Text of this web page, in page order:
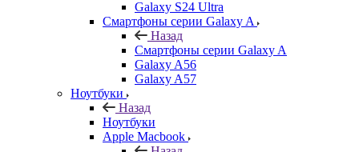
Galaxy S24 Ultra
Смартфоны серии Galaxy A
Назад
Смартфоны серии Galaxy A
Galaxy A56
Galaxy A57
Ноутбуки
Назад
Ноутбуки
Apple Macbook